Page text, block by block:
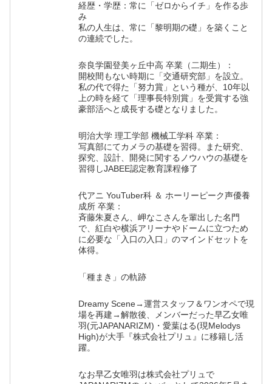
経歴・学歴：常に「ゼロからイチ」を作る歩
み
私の人生は、常に「黎明期の礎」を築くこと
の連続でした。
奈良学園登美ヶ丘中高 卒業（二期生）：
開校間もない時期に「交通研究部」を設立。
私の代で得た「努力賞」という種が、10年以
上の時を経て「理事長特別賞」を受賞する強
豪部活へと成長する礎となりました。
明治大学 理工学部 機械工学科 卒業：
写真部にてカメラの基礎を習得。また研究、
探究、設計、開発に関するノウハウの基礎を
習得しJABEE認定教育課程修了
代アニ YouTuber科 ＆ ホーリーピーク声優養
成所 卒業：
斉藤朱夏さん、岬なこさんを輩出した名門
で、紅白や横浜アリーナやドームに立つため
に必要な「入口の入口」のマインドセットを
体得。
「種まき」の軌跡
Dreamy Scene→運営スタッフ＆ワンオペで現
場を再建→解散後、メンバーだった早乙女唯
羽(元JAPANARIZM)・愛葉はる(現Melodys
High)が大手『株式会社プリュ』に移籍し活
躍。
なお早乙女唯羽は株式会社プリュで